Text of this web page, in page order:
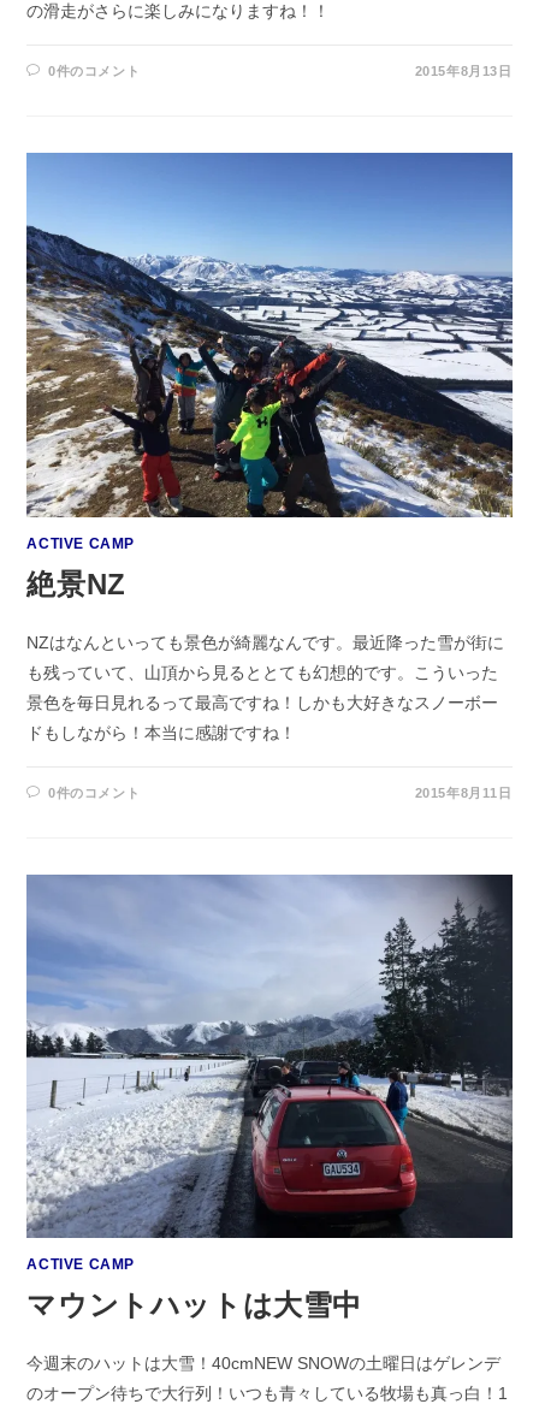
の滑走がさらに楽しみになりますね！！
0件のコメント 2015年8月13日
ACTIVE CAMP
絶景NZ
NZはなんといっても景色が綺麗なんです。最近降った雪が街に
も残っていて、山頂から見るととても幻想的です。こういった
景色を毎日見れるって最高ですね！しかも大好きなスノーボー
ドもしながら！本当に感謝ですね！
0件のコメント 2015年8月11日
ACTIVE CAMP
マウントハットは大雪中
今週末のハットは大雪！40cmNEW SNOWの土曜日はゲレンデ
のオープン待ちで大行列！いつも青々している牧場も真っ白！1